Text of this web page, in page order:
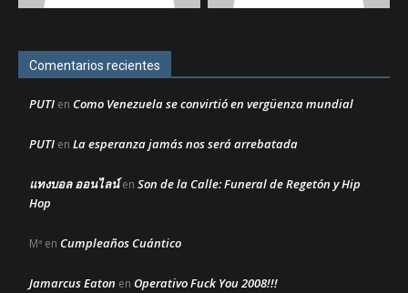
Comentarios recientes
PUTI en Como Venezuela se convirtió en vergüenza mundial
PUTI en La esperanza jamás nos será arrebatada
แทงบอล ออนไลน์en Son de la Calle: Funeral de Regetón y Hip
Hop
Mª en Cumpleaños Cuántico
Jamarcus Eaton en Operativo Fuck You 2008!!!